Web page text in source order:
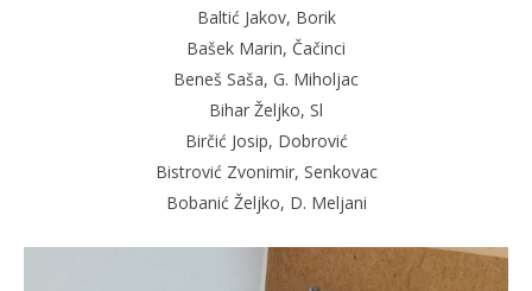
Baltić Jakov, Borik
Bašek Marin, Čačinci
Beneš Saša, G. Miholjac
Bihar Željko, Sl
Birčić Josip, Dobrović
Bistrović Zvonimir, Senkovac
Bobanić Željko, D. Meljani